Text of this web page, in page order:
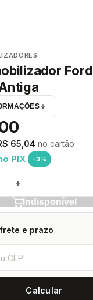
Ford
65,04 no cartão
PIX -3%
+
Indisponível
e prazo